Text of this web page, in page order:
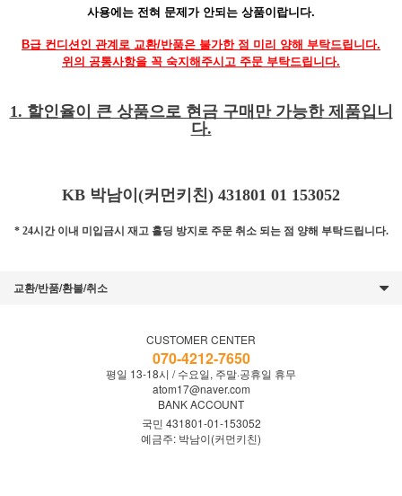
사용에는 전혀 문제가 안되는 상품이랍니다.
B급 컨디션인 관계로 교환/반품은 불가한 점 미리 양해 부탁드립니다.
위의 공통사항을 꼭 숙지해주시고 주문 부탁드립니다.
1. 할인율이 큰 상품으로 현금 구매만 가능한 제품입니
다.
KB 박남이(커먼키친) 431801 01 153052
* 24시간 이내 미입금시 재고 홀딩 방지로 주문 취소 되는 점 양해 부탁드립니다.
교환/반품/환불/취소
CUSTOMER CENTER
070-4212-7650
평일 13-18시 / 수요일, 주말·공휴일 휴무
atom17@naver.com
BANK ACCOUNT
국민 431801-01-153052
예금주: 박남이(커먼키친)